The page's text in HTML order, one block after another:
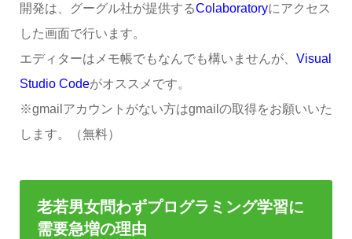
開発は、グーグル社が提供するColaboratoryにアクセス
した画面で行います。
エディターはメモ帳でもなんでも構いませんが、 Visual
Studio Codeがオススメです。
※gmailアカウントがない方はgmailの取得をお願いいた
します。（無料）
老若男女問わずプログラミング学習に
需要急増の理由